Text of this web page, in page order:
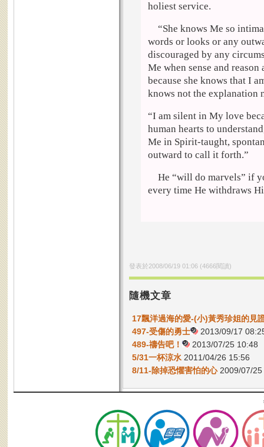
holiest service.
“She knows Me so
words or looks or any
discouraged by any
Me when sense and
because she knows that I
knows not the explanation
“I am silent in My love
human hearts to
Me in Spirit-taught,
outward to call it forth.”
He “will do marvels” if
every time He withdraws
發表於2008/06/19 01:06(4666閱讀)
隨機文章
17飄洋過海的愛-(小)黃秀珍姐的見
497-受傷的勇士
2013/09/17
489-禱告吧！
2013/07/25 10:48
5/31一杯涼水2011/04/26 15:56
8/11-除掉恐懼害怕的心2009/07/25